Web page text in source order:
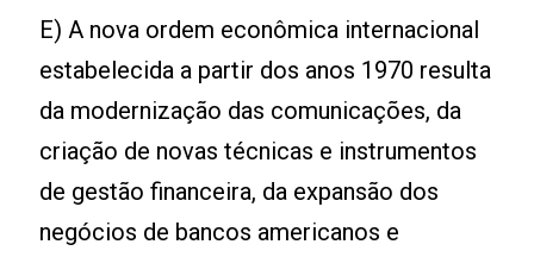
E) A nova ordem econômica internacional
estabelecida a partir dos anos 1970 resulta
da modernização das comunicações, da
criação de novas técnicas e instrumentos
de gestão financeira, da expansão dos
negócios de bancos americanos e